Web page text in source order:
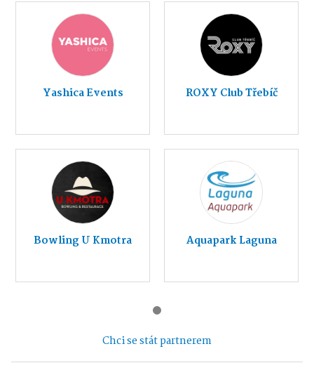
Yashica Events ROXY Club Třebíč
Bowling U Kmotra Aquapark Laguna
Chci se stát partnerem